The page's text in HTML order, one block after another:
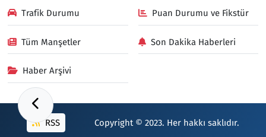
Trafik Durumu Puan Durumu ve Fikstür
Tüm Manşetler Son Dakika Haberleri
Haber Arşivi
RSS Copyright © 2023. Her hakkı saklıdır.